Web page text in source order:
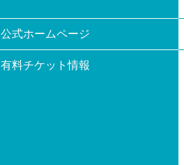
公式ホームページ
有料チケット情報